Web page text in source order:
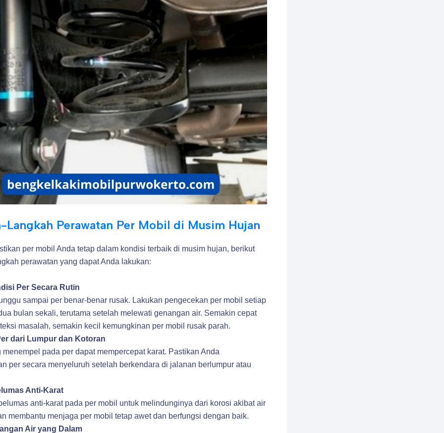
Langkah Perawatan Per Mobil di Musim Hujan
per mobil Anda tetap dalam kondisi terbaik di musim hujan, berikut
perawatan yang dapat Anda lakukan:
Per Secara Rutin
sampai per benar-benar rusak. Lakukan pengecekan per mobil setiap
bulan sekali, terutama setelah melewati genangan air. Semakin cepat
masalah, semakin kecil kemungkinan per mobil rusak parah.
dari Lumpur dan Kotoran
menempel pada per dapat mempercepat karat. Pastikan Anda
per secara menyeluruh setelah berkendara di jalanan berlumpur atau
Anti-Karat
anti-karat pada per mobil untuk melindunginya dari korosi akibat air
membantu menjaga per mobil tetap awet dan berfungsi dengan baik.
Air yang Dalam